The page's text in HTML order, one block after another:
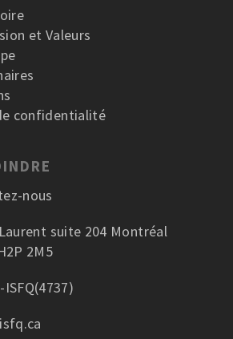
et Valeurs
confidentialité
nous
suite 204 Montréal
2M5